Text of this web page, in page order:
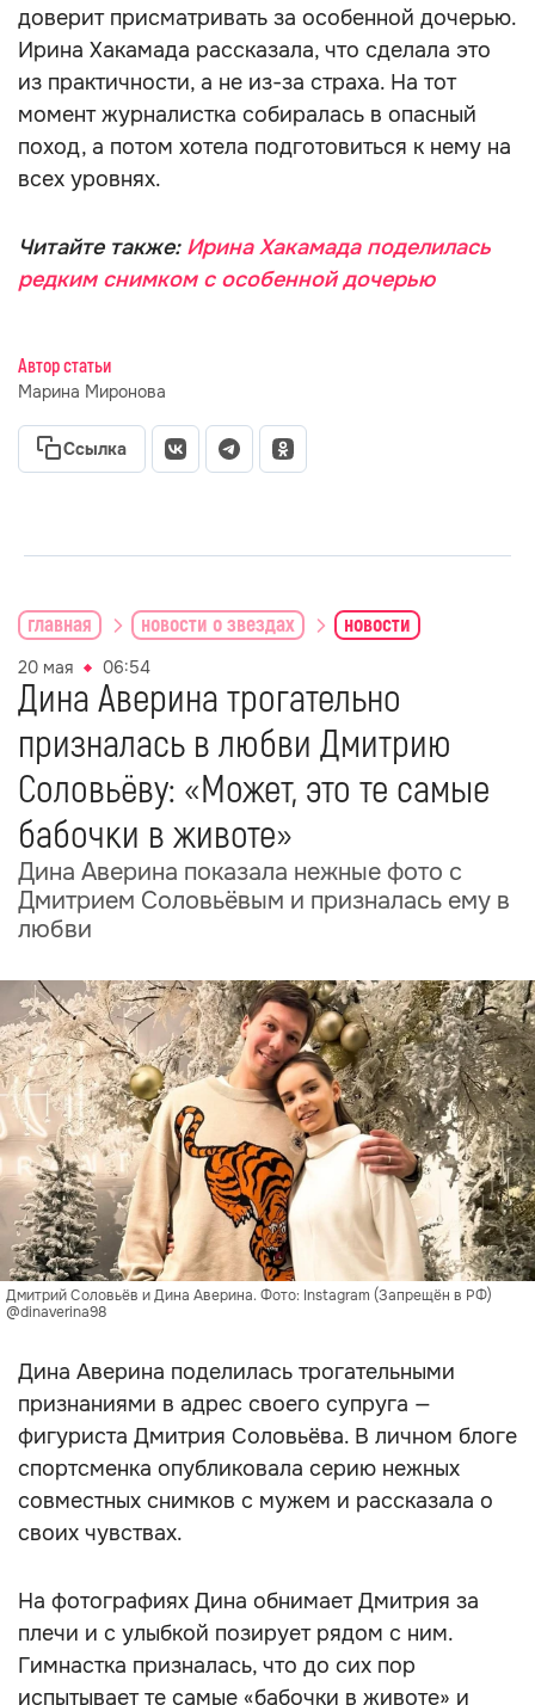
доверит присматривать за особенной дочерью.
Ирина Хакамада рассказала, что сделала это
из практичности, а не из-за страха. На тот
момент журналистка собиралась в опасный
поход, а потом хотела подготовиться к нему на
всех уровнях.
Читайте также: Ирина Хакамада поделилась
редким снимком с особенной дочерью
Автор статьи
Марина Миронова
Ссылка
главная новости о звездах новости
20 мая 06:54
Дина Аверина трогательно
призналась в любви Дмитрию
Соловьёву: «Может, это те самые
бабочки в животе»
Дина Аверина показала нежные фото с
Дмитрием Соловьёвым и призналась ему в
любви
Дмитрий Соловьёв и Дина Аверина. Фото: Instagram (Запрещён в РФ)
@dinaverina98
Дина Аверина поделилась трогательными
признаниями в адрес своего супруга —
фигуриста Дмитрия Соловьёва. В личном блоге
спортсменка опубликовала серию нежных
совместных снимков с мужем и рассказала о
своих чувствах.
На фотографиях Дина обнимает Дмитрия за
плечи и с улыбкой позирует рядом с ним.
Гимнастка призналась, что до сих пор
испытывает те самые «бабочки в животе» и